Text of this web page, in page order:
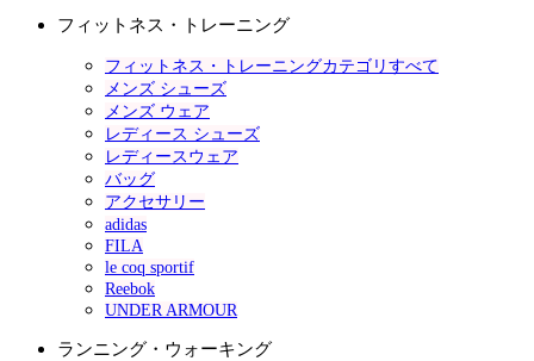
フィットネス・トレーニング
フィットネス・トレーニングカテゴリすべて
メンズ シューズ
メンズ ウェア
レディース シューズ
レディースウェア
バッグ
アクセサリー
adidas
FILA
le coq sportif
Reebok
UNDER ARMOUR
ランニング・ウォーキング